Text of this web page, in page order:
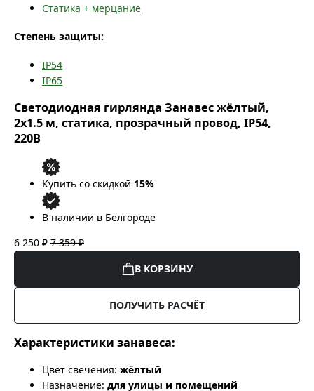
Статика + мерцание
Степень защиты:
IP54
IP65
Светодиодная гирлянда Занавес жёлтый,
2x1.5 м, статика, прозрачный провод, IP54,
220В
Купить со скидкой 15%
В наличии в Белгороде
6 250 ₽ 7 359 ₽
В КОРЗИНУ
ПОЛУЧИТЬ РАСЧЁТ
Характеристики занавеса:
Цвет свечения: жёлтый
Назначение: для улицы и помещений